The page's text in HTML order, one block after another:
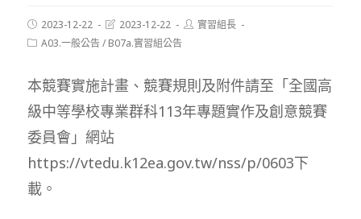
Post
published:
2023-12-22
Post
modified:
2023-12-22
Post實習組長
PostA03.一般公告/ B07a.實習組公告
本競賽實施計畫、競賽規則及附件請至「全國高
級中等學校專業群科113年專題實作及創意競賽
委員會」網站
https://vtedu.k12ea.gov.tw/nss/p/0603下
載。